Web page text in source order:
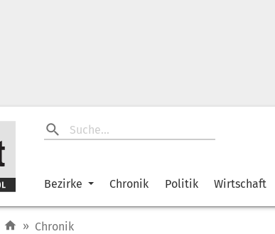
Bezirke Chronik Politik Wirtschaft
» Chronik